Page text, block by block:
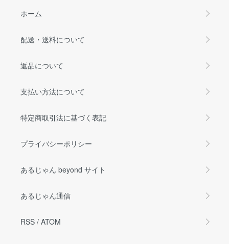
ホーム
配送・送料について
返品について
支払い方法について
特定商取引法に基づく表記
プライバシーポリシー
あるじゃん beyond サイト
あるじゃん通信
RSS / ATOM